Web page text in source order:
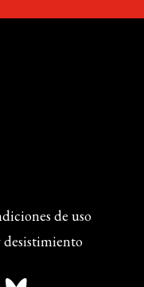
de uso
desistimiento